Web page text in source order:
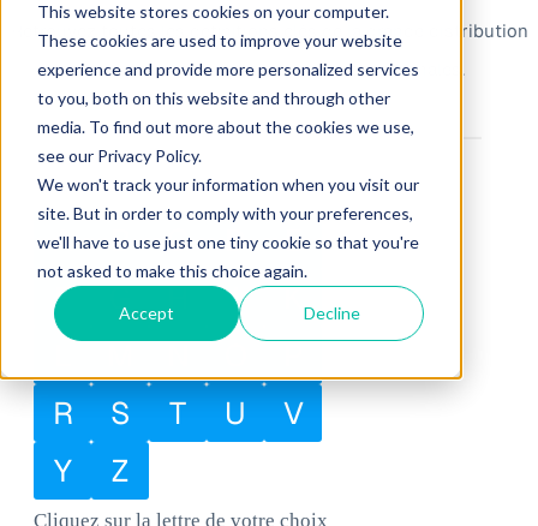
This website stores cookies on your computer.
These cookies are used to improve your website
experience and provide more personalized services
to you, both on this website and through other
media. To find out more about the cookies we use,
see our Privacy Policy.
We won't track your information when you visit our
site. But in order to comply with your preferences,
we'll have to use just one tiny cookie so that you're
not asked to make this choice again.
Accept Decline
Retrouvez toutes les définitions clés de la grande distribution
et des forces de vente des marques nationales.
A B C D
E
F
G H I
K
M N
P
R
S T U
V
Y
Z
Cliquez sur la lettre de votre choix